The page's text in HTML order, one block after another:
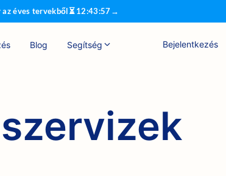
éves tervekből⏳12:43:56→
Blog Segítség Bejelentkezés